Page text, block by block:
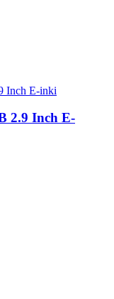
2.9 Inch E-